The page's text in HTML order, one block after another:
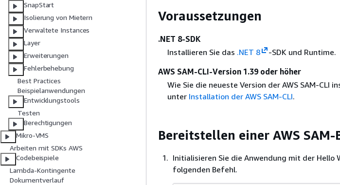
SnapStart
Isolierung von Mietern
Verwaltete Instances
Layer
Erweiterungen
Fehlerbehebung
Best Practices
Beispielanwendungen
Entwicklungstools
Testen
Berechtigungen
Mikro-VMS
Arbeiten mit SDKs AWS
Codebeispiele
Lambda-Kontingente
Dokumentverlauf
Voraussetzungen
.NET 8-SDK
Installieren Sie das .NET 8
-SDK und Runtime.
AWS SAM-CLI-Version 1.39 oder höher
Wie Sie die neueste Version der AWS SAM-CLI
unter Installation der AWS SAM-CLI.
Bereitstellen einer AWS
Initialisieren Sie die Anwendung mit der Hello
folgenden Befehl.